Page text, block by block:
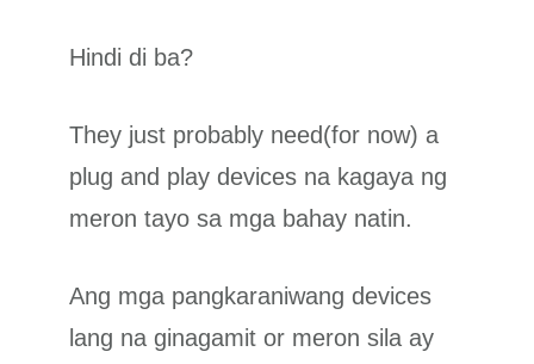
Hindi di ba?
They just probably need(for now) a
plug and play devices na kagaya ng
meron tayo sa mga bahay natin.
Ang mga pangkaraniwang devices
lang na ginagamit or meron sila ay